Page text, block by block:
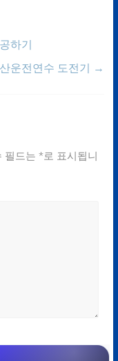
하기
운전연수 도전기 →
필드는 *로 표시됩니